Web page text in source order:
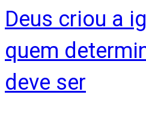
Deus criou a
quem
deve ser